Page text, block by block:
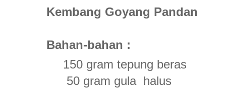
Kembang Goyang Pandan
Bahan-bahan :
150 gram tepung beras
50 gram gula halus